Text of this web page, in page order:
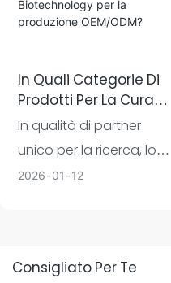
vantano oltre dieci anni
di esperienza nei settori
e della dermatologia.
In Quali Categorie Di
Prodotti Per La Cura
Della Pelle È
Specializzata La Gelan
Biotechnology Per La
Produzione OEM/ODM?
In qualità di partner
unico per la ricerca, lo
sviluppo e la produzione,
completi e approfonditi
2026 01 12
Consigliato Per Te